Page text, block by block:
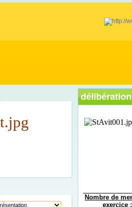
Nombre de
exercice :